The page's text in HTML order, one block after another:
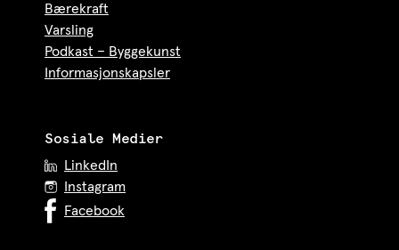
Bærekraft
Varsling
Podkast – Byggekunst
Informasjonskapsler
Sosiale Medier
LinkedIn
Instagram
Facebook